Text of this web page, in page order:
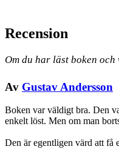
Recension
Om du har läst boken
Av Gustav Andersson
Boken var väldigt bra. Den
enkelt löst. Men om man
Den är egentligen värd att få